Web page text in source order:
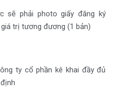
sẽ phải photo giấy đăng ký
trị tương đương (1 bản)
ty cổ phần kê khai đầy đủ